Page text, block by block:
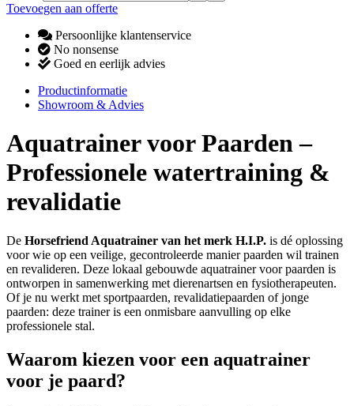
Toevoegen aan offerte
Persoonlijke klantenservice
No nonsense
Goed en eerlijk advies
Productinformatie
Showroom & Advies
Aquatrainer voor Paarden –
Professionele watertraining &
revalidatie
De Horsefriend Aquatrainer van het merk H.I.P. is dé oplossing
voor wie op een veilige, gecontroleerde manier paarden wil trainen
en revalideren. Deze lokaal gebouwde aquatrainer voor paarden is
ontworpen in samenwerking met dierenartsen en fysiotherapeuten.
Of je nu werkt met sportpaarden, revalidatiepaarden of jonge
paarden: deze trainer is een onmisbare aanvulling op elke
professionele stal.
Waarom kiezen voor een aquatrainer
voor je paard?